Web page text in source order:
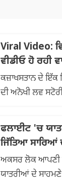
Viral Video:
ਵੀਡੀਓ ਹੋ ਰਹੀ
ਕਜ਼ਾਖਸਤਾਨ ਦੇ
ਦੀ ਅਨੋਖੀ ਲਵ
ਫਲਾਈਟ 'ਚ
ਜਿੱਤਿਆ ਸਾਰਿਆਂ
ਅਕਸਰ ਲੋਕ ਆਪਣੀ
ਯਾਤਰੀਆਂ ਦੇ